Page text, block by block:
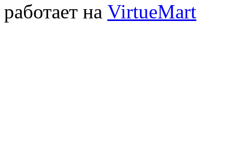
работает на VirtueMart